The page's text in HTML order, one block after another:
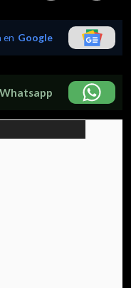
en Google
Whatsapp